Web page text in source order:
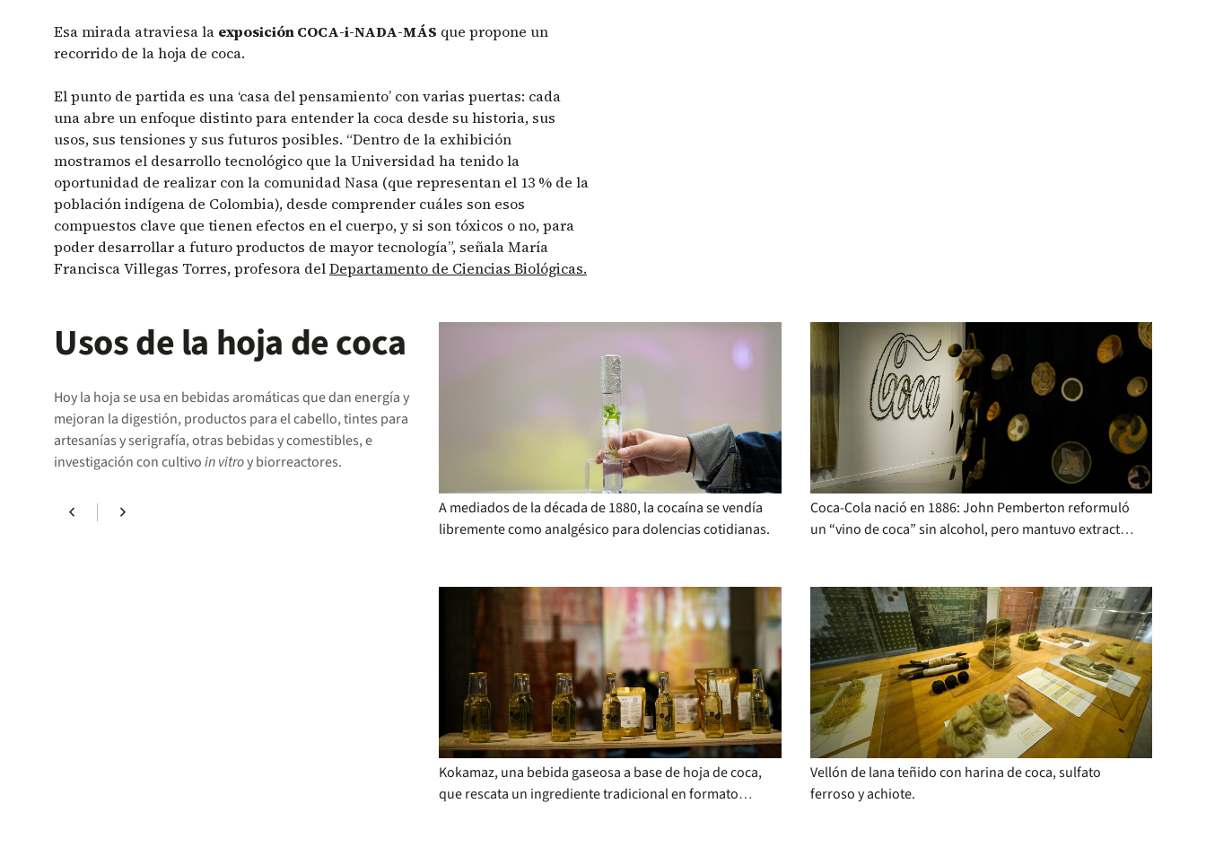
Esa mirada atraviesa la exposición COCA-i-NADA-MÁS que propone un
recorrido de la hoja de coca.
El punto de partida es una ‘casa del pensamiento’ con varias puertas: cada
una abre un enfoque distinto para entender la coca desde su historia, sus
usos, sus tensiones y sus futuros posibles. “Dentro de la exhibición
mostramos el desarrollo tecnológico que la Universidad ha tenido la
oportunidad de realizar con la comunidad Nasa (que representan el 13 % de la
población indígena de Colombia), desde comprender cuáles son esos
compuestos clave que tienen efectos en el cuerpo, y si son tóxicos o no, para
poder desarrollar a futuro productos de mayor tecnología”, señala María
Francisca Villegas Torres, profesora delDepartamento de Ciencias Biológicas.
Usos de la hoja de coca
Hoy la hoja se usa en bebidas aromáticas que dan energía y
mejoran la digestión, productos para el cabello, tintes para
artesanías y serigrafía, otras bebidas y comestibles, e
investigación con cultivoin vitroy biorreactores.
chevron_left chevron_right
A mediados de la década de 1880, la cocaína se vendía
libremente como analgésico para dolencias cotidianas.
Coca-Cola nació en 1886: John Pemberton reformuló
un “vino de coca” sin alcohol, pero mantuvo extracto
Kokamaz, una bebida gaseosa a base de hoja de coca,
que rescata un ingrediente tradicional en formato
Vellón de lana teñido con harina de coca, sulfato
ferroso y achiote.